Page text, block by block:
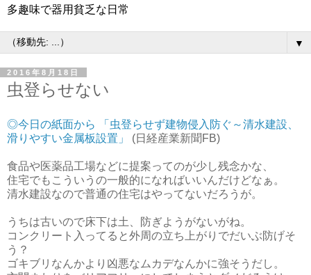
多趣味で器用貧乏な日常
▼
2016年8月18日
虫登らせない
◎今日の紙面から 「虫登らせず建物侵入防ぐ～清水建設、
滑りやすい金属板設置」
(日経産業新聞FB)
食品や医薬品工場などに提案ってのが少し残念かな、
住宅でもこういうの一般的になればいいんだけどなぁ。
清水建設なので普通の住宅はやってないだろうが。
うちは古いので床下は土、防ぎようがないがね。
コンクリート入ってると外周の立ち上がりでだいぶ防げそ
う？
ゴキブリなんかより凶悪なムカデなんかに強そうだし。